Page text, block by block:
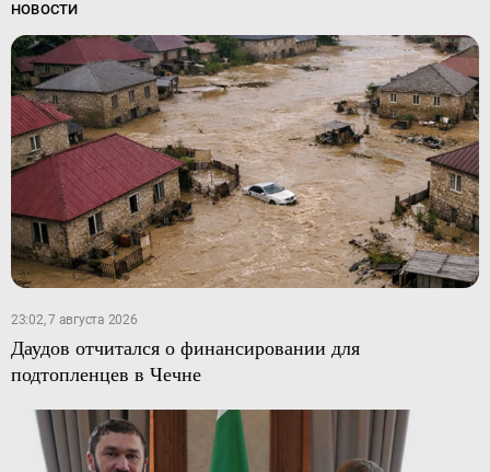
НОВОСТИ
23:02, 7 августа 2026
Даудов отчитался о финансировании для
подтопленцев в Чечне